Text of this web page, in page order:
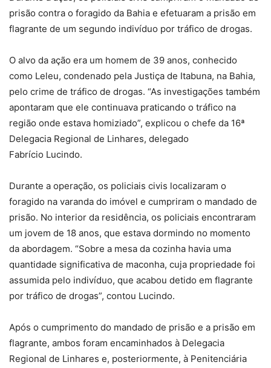
prisão contra o foragido da Bahia e efetuaram a prisão em
flagrante de um segundo indivíduo por tráfico de drogas.
O alvo da ação era um homem de 39 anos, conhecido
como Leleu, condenado pela Justiça de Itabuna, na Bahia,
pelo crime de tráfico de drogas. “As investigações também
apontaram que ele continuava praticando o tráfico na
região onde estava homiziado”, explicou o chefe da 16ª
Delegacia Regional de Linhares, delegado
Fabrício Lucindo.
Durante a operação, os policiais civis localizaram o
foragido na varanda do imóvel e cumpriram o mandado de
prisão. No interior da residência, os policiais encontraram
um jovem de 18 anos, que estava dormindo no momento
da abordagem. “Sobre a mesa da cozinha havia uma
quantidade significativa de maconha, cuja propriedade foi
assumida pelo indivíduo, que acabou detido em flagrante
por tráfico de drogas”, contou Lucindo.
Após o cumprimento do mandado de prisão e a prisão em
flagrante, ambos foram encaminhados à Delegacia
Regional de Linhares e, posteriormente, à Penitenciária